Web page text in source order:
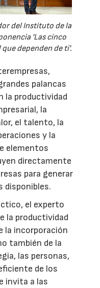
del Instituto de la
'Las cinco
dependen de ti'.
palancas
la productividad
la
el talento, la
y la
elementos
directamente
para generar
disponibles.
el experto
la productividad
la incorporación
también de la
las personas,
de los
invita a las